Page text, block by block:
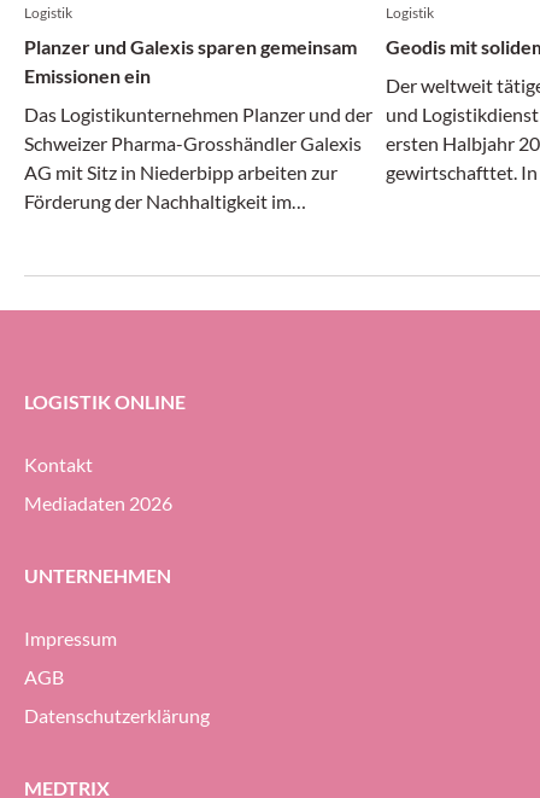
Logistik
Planzer und Galexis sparen gemeinsam
Emissionen ein
Das Logistikunternehmen Planzer und der
Schweizer Pharma-Grosshändler Galexis
AG mit Sitz in Niederbipp arbeiten zur
Förderung der Nachhaltigkeit im
Logistik
Geodis mit
Der weltweit
und
ersten Halbjahr
gewirtschafttet.
Prozent halten
LOGISTIK ONLINE
Kontakt
Mediadaten 2026
UNTERNEHMEN
Impressum
AGB
Datenschutzerklärung
MEDTRIX